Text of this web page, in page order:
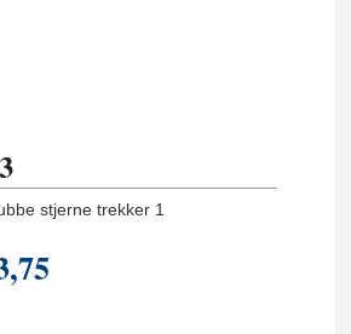
stjerne trekker 1